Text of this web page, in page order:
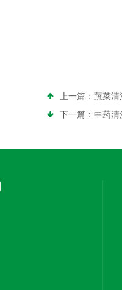
上一篇： 蔬菜清
下一篇： 中药清